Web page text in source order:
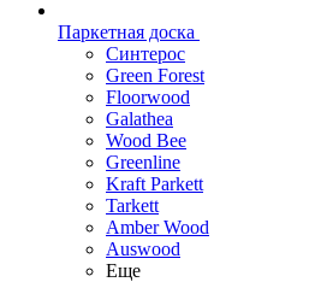
Паркетная доска
Синтерос
Green Forest
Floorwood
Galathea
Wood Bee
Greenline
Kraft Parkett
Tarkett
Amber Wood
Auswood
Еще